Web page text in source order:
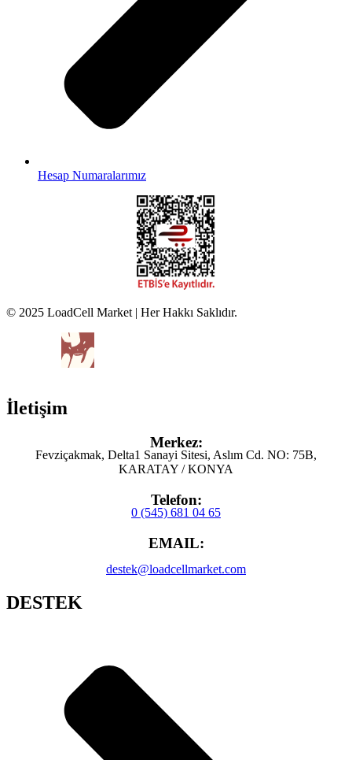
Hesap Numaralarımız
© 2025 LoadCell Market | Her Hakkı Saklıdır.
İletişim
Merkez:
Fevziçakmak, Delta1 Sanayi Sitesi, Aslım Cd. NO: 75B,
KARATAY / KONYA
Telefon:
0 (545) 681 04 65
EMAIL:
destek@loadcellmarket.com
DESTEK